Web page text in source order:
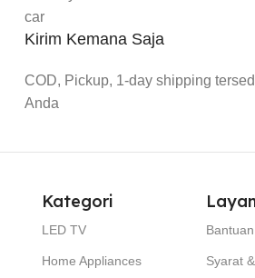
Kirim Kemana Saja
COD, Pickup, 1-day shipping
Anda
Kategori
LED TV
Home Appliances
Bantuan
Syarat